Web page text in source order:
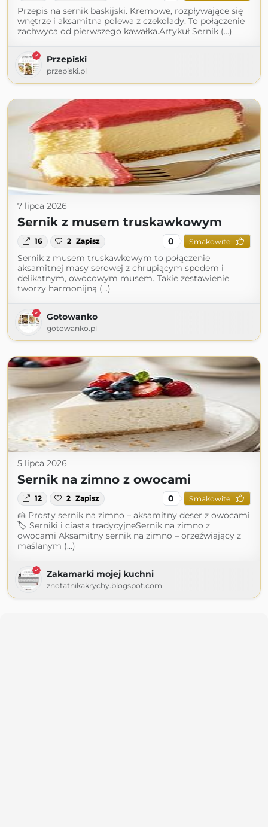
Przepis na sernik baskijski. Kremowe, rozpływające się
wnętrze i aksamitna polewa z czekolady. To połączenie
zachwyca od pierwszego kawałka.Artykuł Sernik (...)
Przepiski
przepiski.pl
7 lipca 2026
Sernik z musem truskawkowym
16 2 Zapisz 0 Smakowite
Sernik z musem truskawkowym to połączenie
aksamitnej masy serowej z chrupiącym spodem i
delikatnym, owocowym musem. Takie zestawienie
tworzy harmonijną (...)
Gotowanko
gotowanko.pl
5 lipca 2026
Sernik na zimno z owocami
12 2 Zapisz 0 Smakowite
🍰 Prosty sernik na zimno – aksamitny deser z owocami
🏷 Serniki i ciasta tradycyjneSernik na zimno z
owocami Aksamitny sernik na zimno – orzeźwiający z
maślanym (...)
Zakamarki mojej kuchni
znotatnikakrychy.blogspot.com